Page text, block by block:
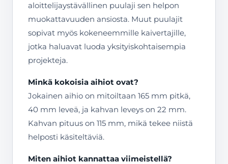
aloittelijaystävällinen puulaji sen helpon
muokattavuuden ansiosta. Muut puulajit
sopivat myös kokeneemmille kaivertajille,
jotka haluavat luoda yksityiskohtaisempia
projekteja.
Minkä kokoisia aihiot ovat?
Jokainen aihio on mitoiltaan 165 mm pitkä,
40 mm leveä, ja kahvan leveys on 22 mm.
Kahvan pituus on 115 mm, mikä tekee niistä
helposti käsiteltäviä.
Miten aihiot kannattaa viimeistellä?